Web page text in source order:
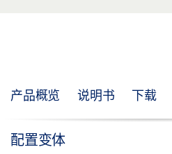
产品概览 说明书 下载
配置变体